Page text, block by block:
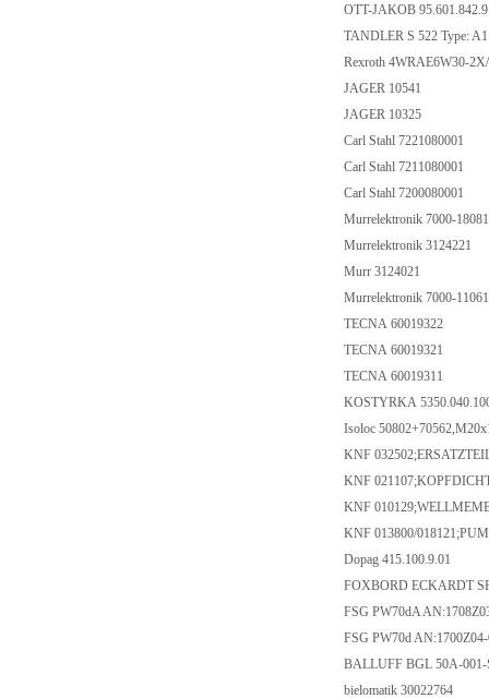
OTT-JAKOB
TANDLER S 522 Type:
Rexroth 4WRAE6W30-
JAGER 10541
JAGER 10325
Carl Stahl 7221080001
Carl Stahl 7211080001
Carl Stahl 7200080001
Murrelektronik 7000-
Murrelektronik 3124221
Murr 3124021
Murrelektronik 7000-
TECNA 60019322
TECNA 60019321
TECNA 60019311
KOSTYRKA
Isoloc
KNF
KNF
KNF
KNF 013800/
Dopag 415.100.9.01
FOXBORD ECKARDT
FSG PW70dA
FSG PW70d
BALLUFF BGL 50A-
bielomatik 30022764